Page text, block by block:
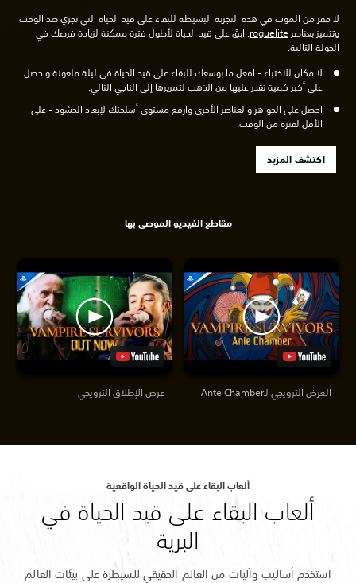
لا مفر من الموت في هذه التجربة البسيطة للبقاء على قيد الحياة التي تجري ضد الوقت
وتتميز بعناصرroguelite. ابقَ على قيد الحياة لأطول فترة ممكنة لزيادة فرصك في
الجولة التالية.
لا مكان للاختباء - افعل ما بوسعك للبقاء على قيد الحياة في ليلة ملعونة واحصل
على أكبر كمية تقدر عليها من الذهب لتمريرها إلى الناجي التالي.
احصل على الجواهر والعناصر الأخرى وارفع مستوى أسلحتك لإبعاد الحشود - على
الأقل لفترة من الوقت.
اكتشف المزيد
مقاطع الفيديو الموصى بها
عرض الإطلاق الترويجي العرض الترويجي لـAnte Chamber
ألعاب البقاء على قيد الحياة الواقعية
ألعاب البقاء على قيد الحياة في
البرية
استخدم أساليب وآليات من العالم الحقيقي للسيطرة على بيئات العالم